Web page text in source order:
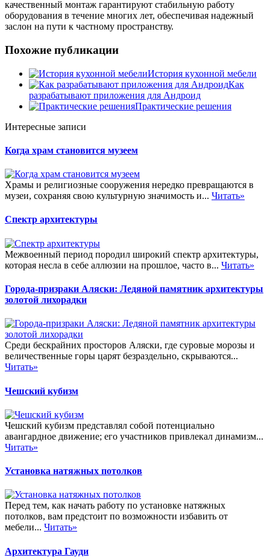
качественный монтаж гарантируют стабильную работу
оборудования в течение многих лет, обеспечивая надежный
заслон на пути к частному пространству.
Похожие публикации
История кухонной мебели
Как
разрабатывают приложения для Андроид
Практические решения
Интересные записи
Когда храм становится музеем
Храмы и религиозные сооружения нередко превращаются в
музеи, сохраняя свою культурную значимость и... Читать»
Спектр архитектуры
Межвоенный период породил широкий спектр архитектуры,
которая несла в себе аллюзии на прошлое, часто в... Читать»
Города-призраки Аляски: Ледяной памятник архитектуры
золотой лихорадки
Среди бескрайних просторов Аляски, где суровые морозы и
величественные горы царят безраздельно, скрываются...
Читать»
Чешский кубизм
Чешский кубизм представлял собой потенциально
авангардное движение; его участников привлекал динамизм...
Читать»
Установка натяжных потолков
Перед тем, как начать работу по установке натяжных
потолков, вам предстоит по возможности избавить от
мебели... Читать»
Архитектура Гауди